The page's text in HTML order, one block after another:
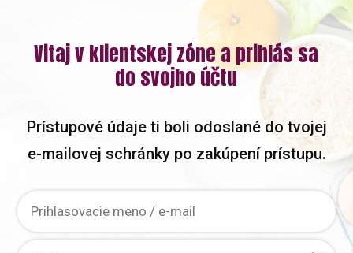
Vitaj v klientskej zóne a prihlás sa
do svojho účtu
Prístupové údaje ti boli odoslané do tvojej
e-mailovej schránky po zakúpení prístupu.